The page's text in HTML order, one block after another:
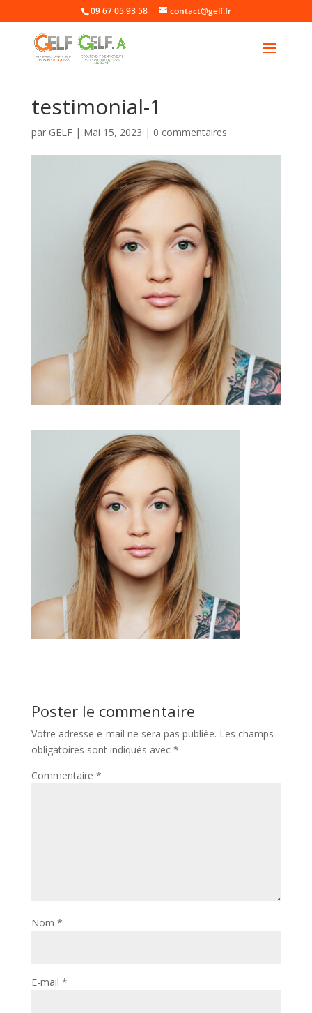
09 67 05 93 58 contact@gelf.fr
testimonial-1
par GELF| Mai 15, 2023 | 0 commentaires
Poster le commentaire
Votre adresse e-mail ne sera pas publiée. Les champs
obligatoires sont indiqués avec *
Commentaire *
Nom *
E-mail *